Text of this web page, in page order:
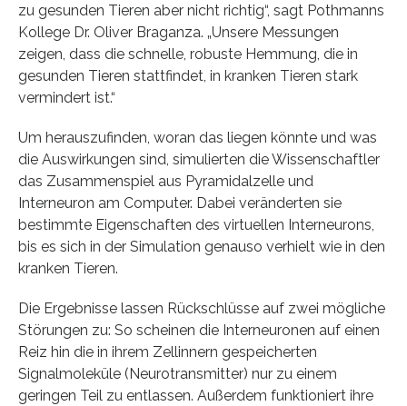
zu gesunden Tieren aber nicht richtig“, sagt Pothmanns
Kollege Dr. Oliver Braganza. „Unsere Messungen
zeigen, dass die schnelle, robuste Hemmung, die in
gesunden Tieren stattfindet, in kranken Tieren stark
vermindert ist.“
Um herauszufinden, woran das liegen könnte und was
die Auswirkungen sind, simulierten die Wissenschaftler
das Zusammenspiel aus Pyramidalzelle und
Interneuron am Computer. Dabei veränderten sie
bestimmte Eigenschaften des virtuellen Interneurons,
bis es sich in der Simulation genauso verhielt wie in den
kranken Tieren.
Die Ergebnisse lassen Rückschlüsse auf zwei mögliche
Störungen zu: So scheinen die Interneuronen auf einen
Reiz hin die in ihrem Zellinnern gespeicherten
Signalmoleküle (Neurotransmitter) nur zu einem
geringen Teil zu entlassen. Außerdem funktioniert ihre